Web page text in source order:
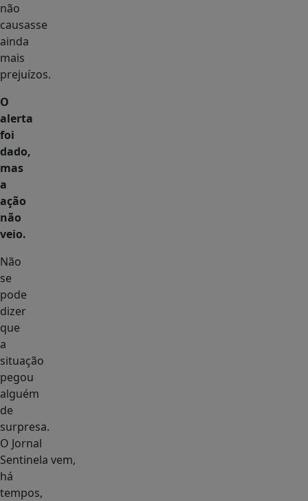
não
causasse
ainda
mais
prejuízos.
O
alerta
foi
dado,
mas
a
ação
não
veio.
Não
se
pode
dizer
que
a
situação
pegou
alguém
de
surpresa.
O Jornal
Sentinela vem,
há
tempos,